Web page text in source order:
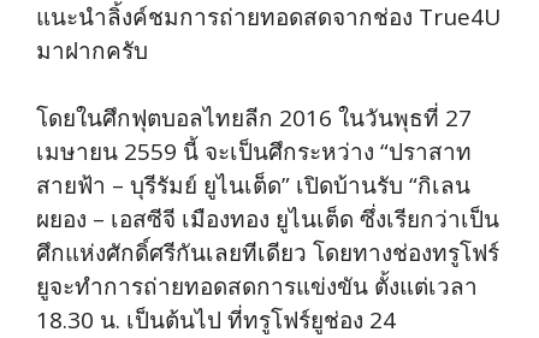
แนะนำลิ้งค์ชมการถ่ายทอดสดจากช่อง True4U
มาฝากครับ
โดยในศึกฟุตบอลไทยลีก 2016 ในวันพุธที่ 27
เมษายน 2559 นี้ จะเป็นศึกระหว่าง “ปราสาท
สายฟ้า – บุรีรัมย์ ยูไนเต็ด” เปิดบ้านรับ “กิเลน
ผยอง – เอสซีจี เมืองทอง ยูไนเต็ด ซึ่งเรียกว่าเป็น
ศึกแห่งศักดิ์ศรีกันเลยทีเดียว โดยทางช่องทรูโฟร์
ยูจะทำการถ่ายทอดสดการแข่งขัน ตั้งแต่เวลา
18.30 น. เป็นต้นไป ที่ทรูโฟร์ยูช่อง 24